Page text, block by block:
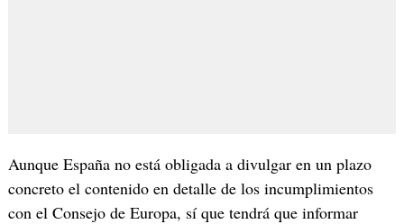
Aunque España no está obligada a divulgar en un plazo
concreto el contenido en detalle de los incumplimientos
con el Consejo de Europa, sí que tendrá que informar